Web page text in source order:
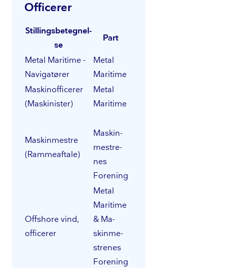
Officerer
Stil­lings­be­teg­nel­
se
Part
Metal Maritime -
Navigatører
Metal
Maritime
Ma­ski­nof­fi­ce­rer
(Maskinister)
Metal
Maritime
Maskinmestre
(Rammeaftale)
Ma­skin­
me­stre­
nes
Forening
Offshore vind,
officerer
Metal
Maritime
& Ma­
skin­me­
stre­nes
Forening